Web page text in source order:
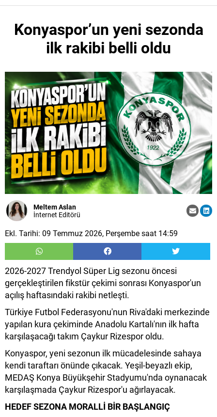
Konyaspor’un yeni sezonda
ilk rakibi belli oldu
Meltem Aslan
İnternet Editörü
Ekl. Tarihi: 09 Temmuz 2026, Perşembe saat 14:59
2026-2027 Trendyol Süper Lig sezonu öncesi
gerçekleştirilen fikstür çekimi sonrası Konyaspor'un
açılış haftasındaki rakibi netleşti.
Türkiye Futbol Federasyonu'nun Riva'daki merkezinde
yapılan kura çekiminde Anadolu Kartalı'nın ilk hafta
karşılaşacağı takım Çaykur Rizespor oldu.
Konyaspor, yeni sezonun ilk mücadelesinde sahaya
kendi taraftarı önünde çıkacak. Yeşil-beyazlı ekip,
MEDAŞ Konya Büyükşehir Stadyumu'nda oynanacak
karşılaşmada Çaykur Rizespor'u ağırlayacak.
HEDEF SEZONA MORALLİ BİR BAŞLANGIÇ